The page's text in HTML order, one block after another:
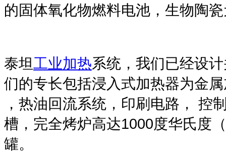
的固体氧化物燃料电池，生物陶
泰坦工业加热系统，我们已经设
们的专长包括浸入式加热器为金
，热油回流系统，印刷电路，
控
槽，完全烤炉高达1000度华氏度
罐。